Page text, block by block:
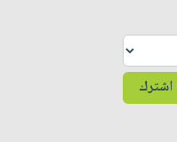
اشترك